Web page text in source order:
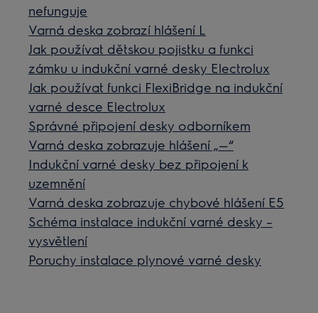
nefunguje
Varná deska zobrazí hlášení L
Jak používat dětskou pojistku a funkci
zámku u indukční varné desky Electrolux
Jak používat funkci FlexiBridge na indukční
varné desce Electrolux
Správné připojení desky odborníkem
Varná deska zobrazuje hlášení „—“
Indukční varné desky bez připojení k
uzemnění
Varná deska zobrazuje chybové hlášení E5
Schéma instalace indukční varné desky –
vysvětlení
Poruchy instalace plynové varné desky